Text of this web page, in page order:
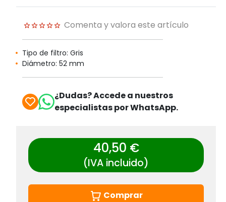
Comenta y valora este artículo
Tipo de filtro: Gris
Diámetro: 52 mm
¿Dudas? Accede a nuestros
especialistas por WhatsApp.
40,50 €
(IVA incluido)
Comprar